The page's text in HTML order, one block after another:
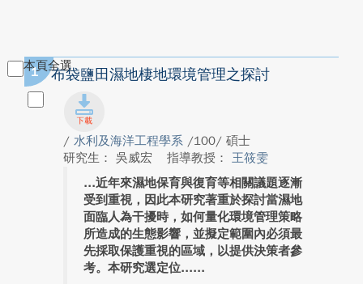
本頁全選
1 布袋鹽田濕地棲地環境管理之探討
/ 水利及海洋工程學系 /100/ 碩士
研究生： 吳威宏
指導教授： 王筱雯
近年來濕地保育與復育等相關議題逐漸
受到重視，因此本研究著重於探討當濕地
面臨人為干擾時，如何量化環境管理策略
所造成的生態影響，並擬定範圍內必須最
先採取保護重視的區域，以提供決策者參
考。本研究選定位...